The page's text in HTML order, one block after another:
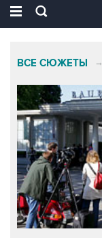
ВСЕ СЮЖЕТЫ →